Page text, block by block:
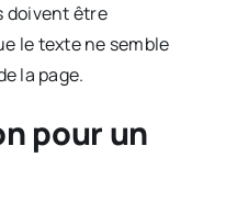
doivent être
le texte ne semble
la page.
pour un